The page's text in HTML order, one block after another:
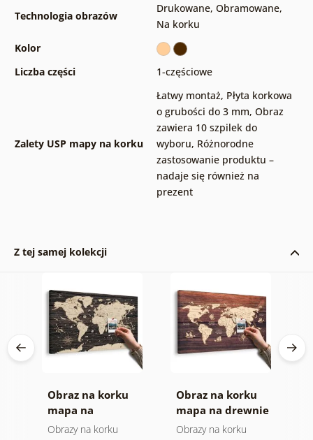
Technologia obrazów
Drukowane, Obramowane,
Na korku
Kolor
Liczba części
1-częściowe
Zalety USP mapy na korku
Łatwy montaż, Płyta korkowa
o grubości do 3 mm, Obraz
zawiera 10 szpilek do
wyboru, Różnorodne
zastosowanie produktu –
nadaje się również na
prezent
Z tej samej kolekcji
Obraz na korku
mapa na
drewnianym tle
Obrazy na korku
Obraz na korku
mapa na drewnie
Obrazy na korku